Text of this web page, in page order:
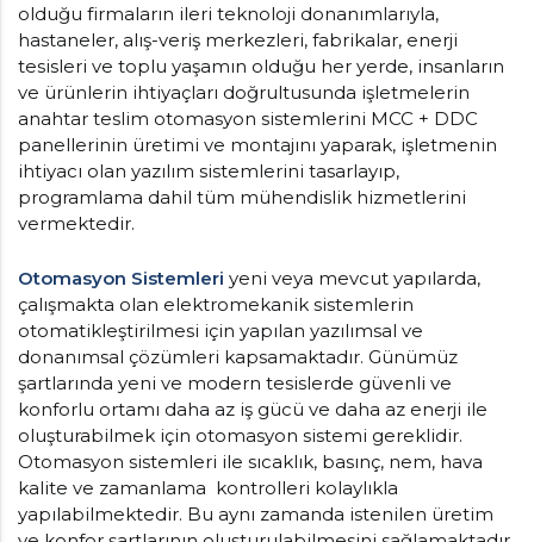
olduğu firmaların ileri teknoloji donanımlarıyla,
hastaneler, alış-veriş merkezleri, fabrikalar, enerji
tesisleri ve toplu yaşamın olduğu her yerde, insanların
ve ürünlerin ihtiyaçları doğrultusunda işletmelerin
anahtar teslim otomasyon sistemlerini MCC + DDC
panellerinin üretimi ve montajını yaparak, işletmenin
ihtiyacı olan yazılım sistemlerini tasarlayıp,
programlama dahil tüm mühendislik hizmetlerini
vermektedir.
Otomasyon Sistemleri yeni veya mevcut yapılarda,
çalışmakta olan elektromekanik sistemlerin
otomatikleştirilmesi için yapılan yazılımsal ve
donanımsal çözümleri kapsamaktadır. Günümüz
şartlarında yeni ve modern tesislerde güvenli ve
konforlu ortamı daha az iş gücü ve daha az enerji ile
oluşturabilmek için otomasyon sistemi gereklidir.
Otomasyon sistemleri ile sıcaklık, basınç, nem, hava
kalite ve zamanlama kontrolleri kolaylıkla
yapılabilmektedir. Bu aynı zamanda istenilen üretim